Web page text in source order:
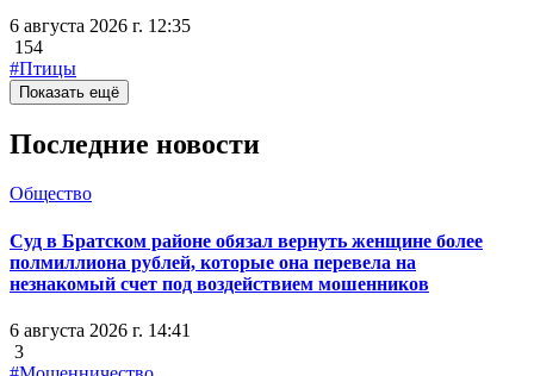
6 августа 2026 г. 12:35
154
#Птицы
Показать ещё
Последние новости
Общество
Суд в Братском районе обязал вернуть женщине более
полмиллиона рублей, которые она перевела на
незнакомый счет под воздействием мошенников
6 августа 2026 г. 14:41
3